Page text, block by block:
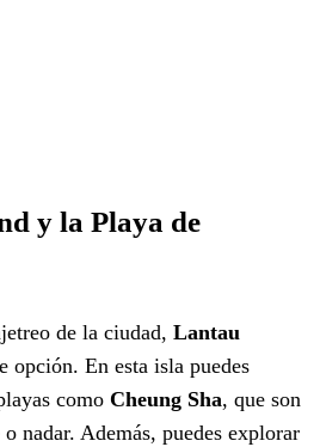
y la Playa de
de la ciudad, Lantau
opción. En esta isla puedes
como Cheung Sha, que son
nadar. Además, puedes explorar